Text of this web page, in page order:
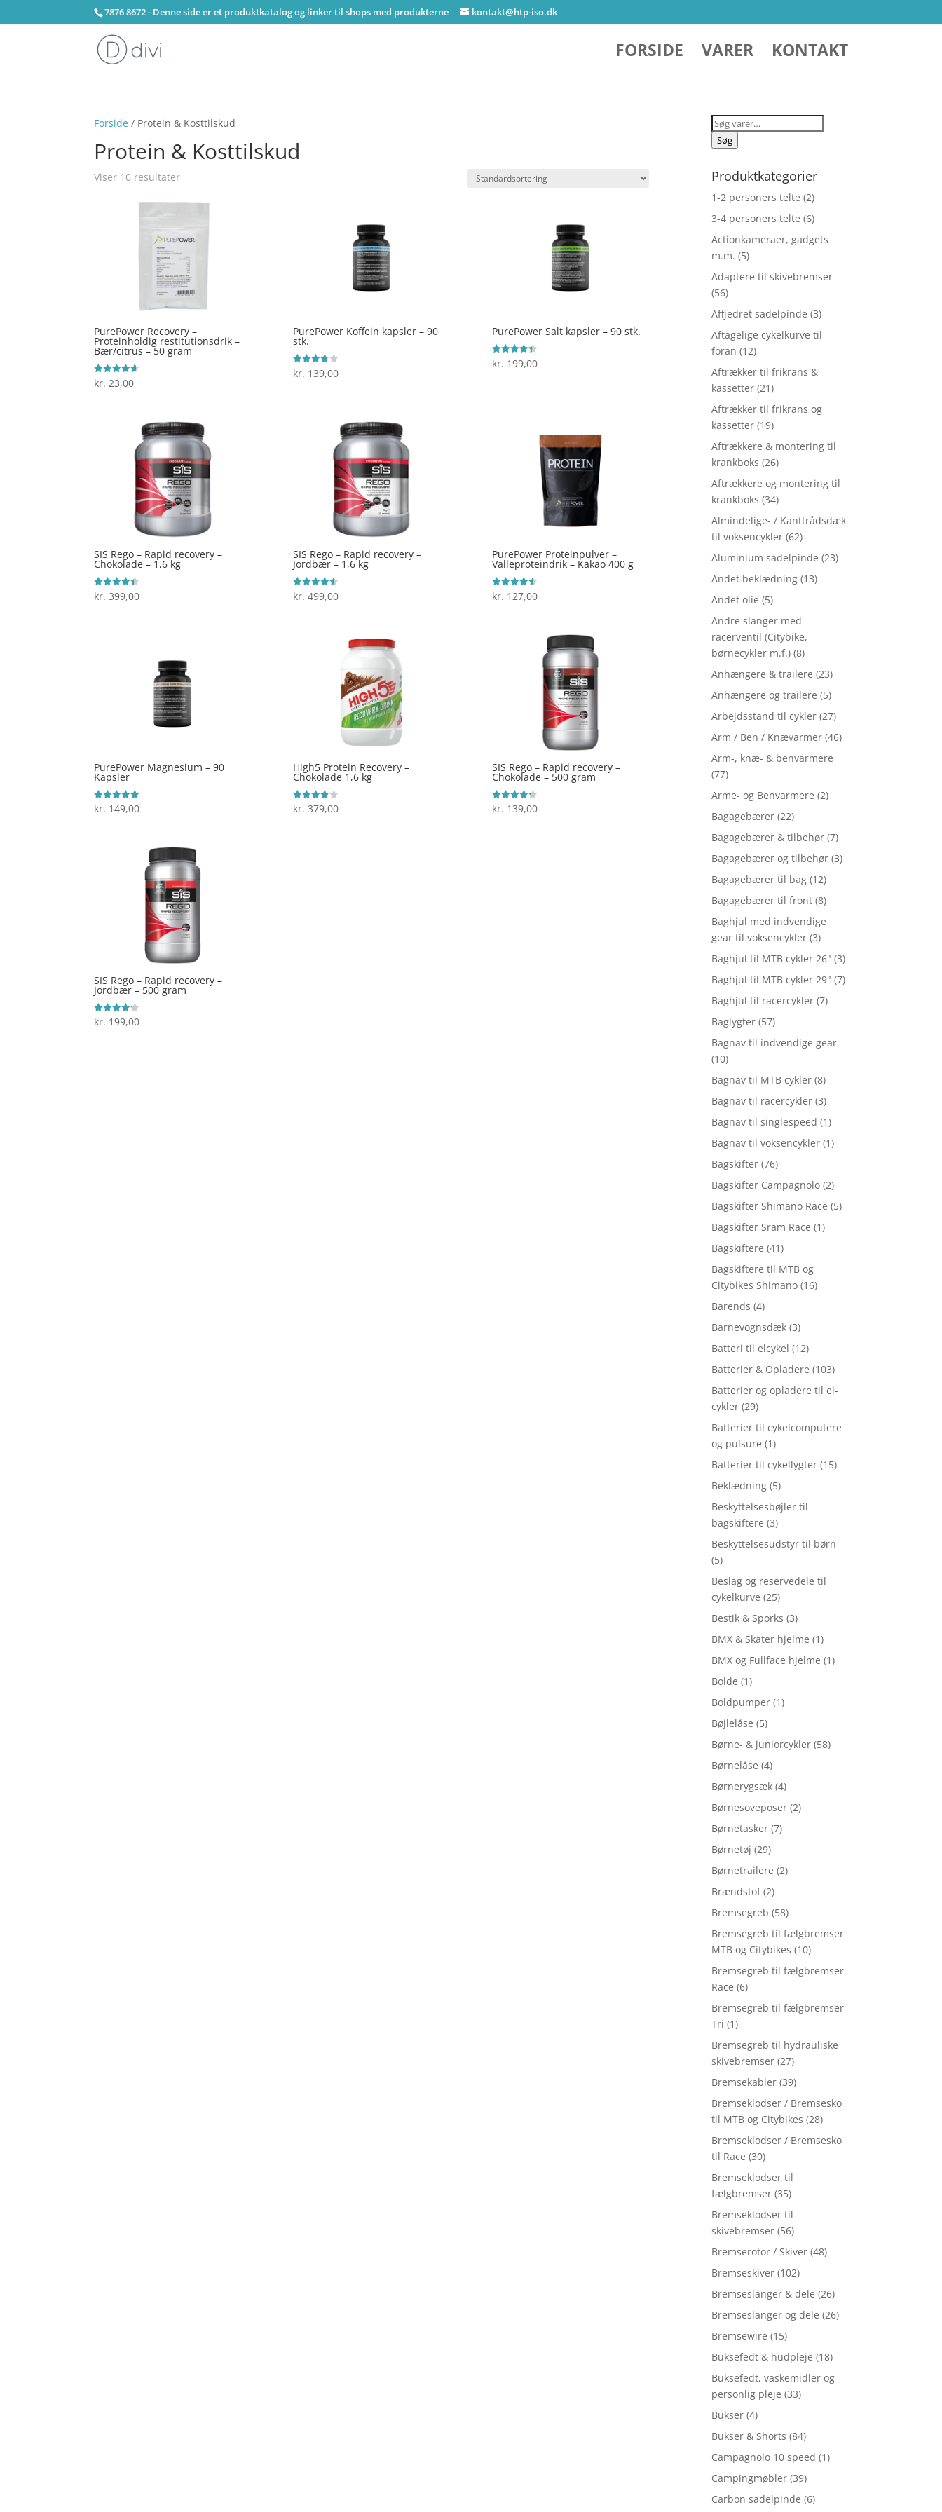
7876 8672 - Denne side er et produktkatalog og linker til shops med produkterne kontakt@htp-iso.dk
FORSIDE VARER KONTAKT
Forside / Protein & Kosttilskud
Protein & Kosttilskud
Viser 10 resultater
PurePower Recovery –
Proteinholdig restitutionsdrik –
Bær/citrus – 50 gram
Vurderet
4.6
kr. 23,00
PurePower Koffein kapsler – 90
stk.
Vurderet
3.8
kr. 139,00
PurePower Salt kapsler – 90 stk.
Vurderet
4.4
kr. 199,00
SIS Rego – Rapid recovery –
Chokolade – 1,6 kg
Vurderet
4.4
kr. 399,00
SIS Rego – Rapid recovery –
Jordbær – 1,6 kg
Vurderet
4.5
kr. 499,00
PurePower Proteinpulver –
Valleproteindrik – Kakao 400 g
Vurderet
4.5
kr. 127,00
PurePower Magnesium – 90
Kapsler
Vurderet
5
kr. 149,00
High5 Protein Recovery –
Chokolade 1,6 kg
Vurderet
3.9
kr. 379,00
SIS Rego – Rapid recovery –
Chokolade – 500 gram
Vurderet
4.3
kr. 139,00
SIS Rego – Rapid recovery –
Jordbær – 500 gram
Vurderet
4.1
kr. 199,00
Søg
efter:
Søg
Produktkategorier
1-2 personers telte (2)
3-4 personers telte (6)
Actionkameraer, gadgets
m.m. (5)
Adaptere til skivebremser
(56)
Affjedret sadelpinde (3)
Aftagelige cykelkurve til
foran (12)
Aftrækker til frikrans &
kassetter (21)
Aftrækker til frikrans og
kassetter (19)
Aftrækkere & montering til
krankboks (26)
Aftrækkere og montering til
krankboks (34)
Almindelige- / Kanttrådsdæk
til voksencykler (62)
Aluminium sadelpinde (23)
Andet beklædning (13)
Andet olie (5)
Andre slanger med
racerventil (Citybike,
børnecykler m.f.) (8)
Anhængere & trailere (23)
Anhængere og trailere (5)
Arbejdsstand til cykler (27)
Arm / Ben / Knævarmer (46)
Arm-, knæ- & benvarmere
(77)
Arme- og Benvarmere (2)
Bagagebærer (22)
Bagagebærer & tilbehør (7)
Bagagebærer og tilbehør (3)
Bagagebærer til bag (12)
Bagagebærer til front (8)
Baghjul med indvendige
gear til voksencykler (3)
Baghjul til MTB cykler 26" (3)
Baghjul til MTB cykler 29" (7)
Baghjul til racercykler (7)
Baglygter (57)
Bagnav til indvendige gear
(10)
Bagnav til MTB cykler (8)
Bagnav til racercykler (3)
Bagnav til singlespeed (1)
Bagnav til voksencykler (1)
Bagskifter (76)
Bagskifter Campagnolo (2)
Bagskifter Shimano Race (5)
Bagskifter Sram Race (1)
Bagskiftere (41)
Bagskiftere til MTB og
Citybikes Shimano (16)
Barends (4)
Barnevognsdæk (3)
Batteri til elcykel (12)
Batterier & Opladere (103)
Batterier og opladere til el-
cykler (29)
Batterier til cykelcomputere
og pulsure (1)
Batterier til cykellygter (15)
Beklædning (5)
Beskyttelsesbøjler til
bagskiftere (3)
Beskyttelsesudstyr til børn
(5)
Beslag og reservedele til
cykelkurve (25)
Bestik & Sporks (3)
BMX & Skater hjelme (1)
BMX og Fullface hjelme (1)
Bolde (1)
Boldpumper (1)
Bøjlelåse (5)
Børne- & juniorcykler (58)
Børnelåse (4)
Børnerygsæk (4)
Børnesoveposer (2)
Børnetasker (7)
Børnetøj (29)
Børnetrailere (2)
Brændstof (2)
Bremsegreb (58)
Bremsegreb til fælgbremser
MTB og Citybikes (10)
Bremsegreb til fælgbremser
Race (6)
Bremsegreb til fælgbremser
Tri (1)
Bremsegreb til hydrauliske
skivebremser (27)
Bremsekabler (39)
Bremseklodser / Bremsesko
til MTB og Citybikes (28)
Bremseklodser / Bremsesko
til Race (30)
Bremseklodser til
fælgbremser (35)
Bremseklodser til
skivebremser (56)
Bremserotor / Skiver (48)
Bremseskiver (102)
Bremseslanger & dele (26)
Bremseslanger og dele (26)
Bremsewire (15)
Buksefedt & hudpleje (18)
Buksefedt, vaskemidler og
personlig pleje (33)
Bukser (4)
Bukser & Shorts (84)
Campagnolo 10 speed (1)
Campingmøbler (39)
Carbon sadelpinde (6)